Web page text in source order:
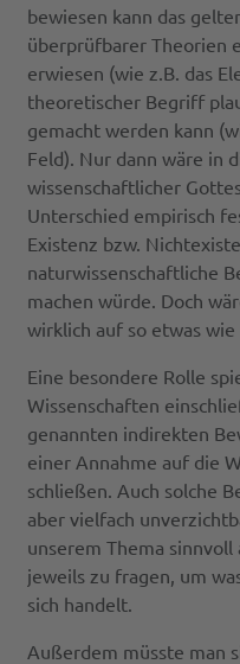
bewiesen kann das
überprüfbarer Theorien
erwiesen (wie z.B. das
theoretischer Begriff
gemacht werden kann
Feld). Nur dann wäre in
wissenschaftlicher
Unterschied empirisch
Existenz bzw.
naturwissenschaftliche
machen würde. Doch
wirklich auf so etwas
Eine besondere Rolle
Wissenschaften
genannten indirekten
einer Annahme auf die
schließen. Auch solche
aber vielfach
unserem Thema
jeweils zu fragen, um
sich handelt.
Außerdem müsste man